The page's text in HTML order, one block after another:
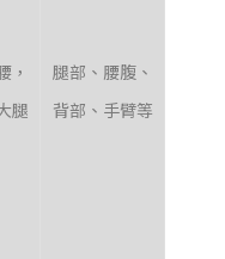
，
腿
腿部、腰腹、
背部、手臂等